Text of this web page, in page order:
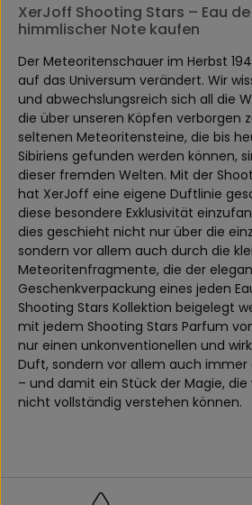
XerJoff Shooting Stars – Eau
himmlischer Note kaufen
Der Meteoritenschauer im Herbst
auf das Universum verändert. Wir
und abwechslungsreich sich all die
die über unseren Köpfen verborgen
seltenen Meteoritensteine, die bis
Sibiriens gefunden werden können,
dieser fremden Welten. Mit der
hat XerJoff eine eigene Duftlinie
diese besondere Exklusivität
dies geschieht nicht nur über die
sondern vor allem auch durch die
Meteoritenfragmente, die der
Geschenkverpackung eines jeden
Shooting Stars Kollektion beigelegt
mit jedem Shooting Stars Parfum
nur einen unkonventionellen und
Duft, sondern vor allem auch immer
– und damit ein Stück der Magie,
nicht vollständig verstehen können.